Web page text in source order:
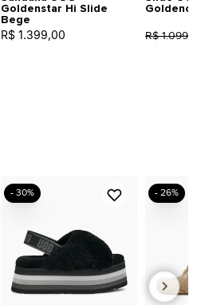
Goldenstar Hi Slide
Bege
R$ 1.399,00
R$
- 30% - 26%